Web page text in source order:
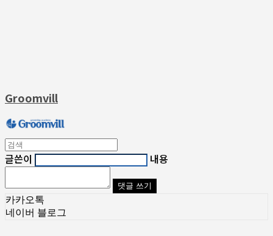
Groomvill
글쓴이 내용
댓글 쓰기
카카오톡
네이버 블로그